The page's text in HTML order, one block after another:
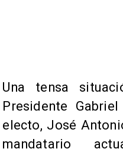
Una tensa
Presidente
electo, José
mandatario